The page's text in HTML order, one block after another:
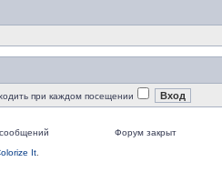
при каждом посещении
Форум закрыт
It.